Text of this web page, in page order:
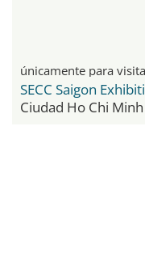
únicamente para
SECC Saigon
Ciudad Ho Chi Minh